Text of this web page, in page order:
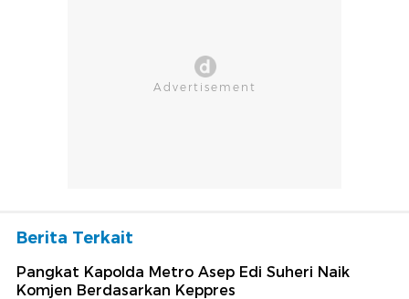
Berita Terkait
Pangkat Kapolda Metro Asep Edi Suheri Naik
Komjen Berdasarkan Keppres